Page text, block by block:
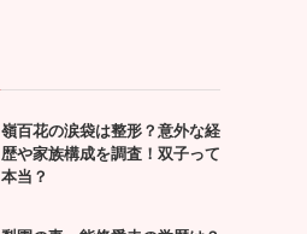
嶺百花の涙袋は整形？意外な経
歴や家族構成を調査！双子って
本当？